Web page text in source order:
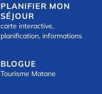
PLANIFIER MON
SÉJOUR
carte interactive,
planification, informations
BLOGUE
Tourisme Matane